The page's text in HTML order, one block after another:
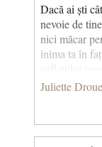
Dacă ai ști
nevoie de
nici măcar
inima ta în
sufletului meu.
(O mie și
Juliette